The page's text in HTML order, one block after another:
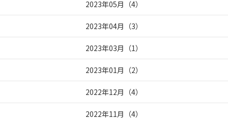
2023年05月 （4）
2023年04月 （3）
2023年03月 （1）
2023年01月 （2）
2022年12月 （4）
2022年11月 （4）